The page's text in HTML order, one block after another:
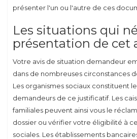
présenter l'un ou l'autre de ces
Les situations qui
présentation de cet
Votre avis de situation demandeur
dans de nombreuses circonstances
Les organismes sociaux constituent
demandeurs de ce justificatif. Les
familiales peuvent ainsi vous le
dossier ou vérifier votre éligibilité à
sociales. Les établissements